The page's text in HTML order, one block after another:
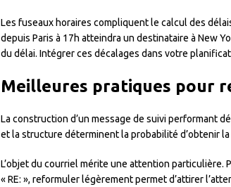
Les fuseaux horaires compliquent le calcul des
depuis Paris à 17h atteindra un destinataire à New
du délai. Intégrer ces décalages dans votre
Meilleures pratiques pour
La construction d’un message de suivi performant
et la structure déterminent la probabilité d’obtenir
L’objet du courriel mérite une attention particulière.
« RE: », reformuler légèrement permet d’attirer